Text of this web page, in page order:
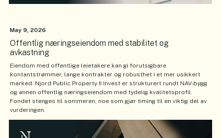
May 9, 2026
Offentlig næringseiendom med stabilitet og
avkastning
Eiendom med offentlige leietakere kan gi forutsigbare
kontantstrømmer, lange kontrakter og robusthet i et mer usikkert
marked. Njord Public Property II Invest er strukturert rundt NAV-bygg
og annen offentlig næringseiendom med tydelig kvalitetsprofil.
Fondet stenges til sommeren, noe som gjør timing til en viktig del av
vurderingen.